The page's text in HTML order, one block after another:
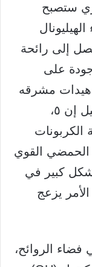
ستصبح
إلى رائحة
على
مشرقه
معتمة شفافة وملونة وهنا ولد شانيل إن ٥،
الكربونات
القوي
كبير في
يزعج
فضاء الروائح،